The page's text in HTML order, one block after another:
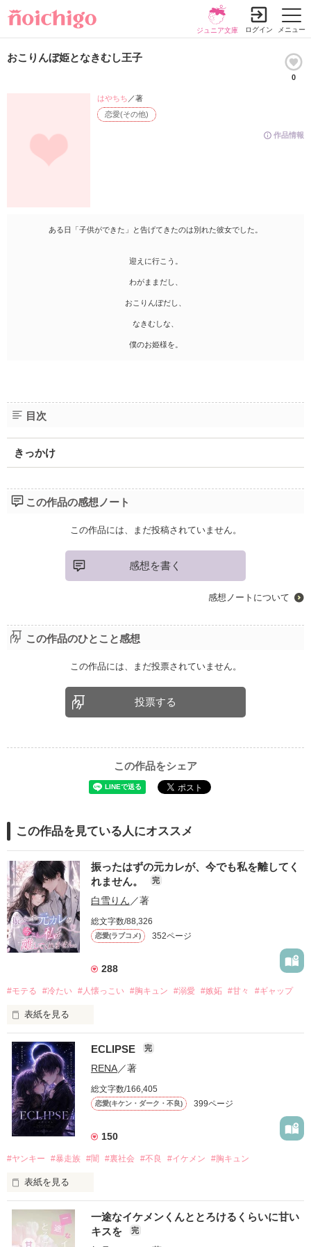
メニュー
ジュニア文庫 ログイン
おこりんぼ姫となきむし王子
0
作品情報
恋愛(その他)
はやちち ／著
ある日「子供ができた」と告げてきたのは別れた彼女でした。
迎えに行こう。
わがままだし、
おこりんぼだし、
なきむしな、
僕のお姫様を。
目次
きっかけ
この作品の感想ノート
この作品には、まだ投稿されていません。
感想を書く
感想ノートについて
この作品のひとこと感想
この作品には、まだ投票されていません。
投票する
この作品をシェア
この作品を見ている人にオススメ
振ったはずの元カレが、今でも私を離してく
れません。
完
白雪りん ／著
総文字数/88,326
恋愛(ラブコメ) 352ページ
288
#モテる #冷たい #人懐っこい #胸キュン #溺愛 #嫉妬 #甘々 #ギャップ
表紙を見る
「好きだったから、別れを選んだ。」
モテる人を好きになるのが怖かった。
だから私は、中学時代に大好きだった彼を自分から振った。
もう会うことはないと思っていたのに、
高校生になって再会した彼は、隣の学校で”王子様”と呼ばれる
他の女の子には冷たいのに
私にだけ昔と変わらない笑顔を向けてくる。
「澪ちゃん。」
ECLIPSE 完
RENA／著
総文字数/166,405
恋愛(キケン・ダーク・不良) 399ページ
150
#ヤンキー #暴走族 #闇 #裏社会 #不良 #イケメン #胸キュン
表紙を見る
表紙画像はAIです
一途なイケメンくんととろけるくらいに甘い
キスを
完